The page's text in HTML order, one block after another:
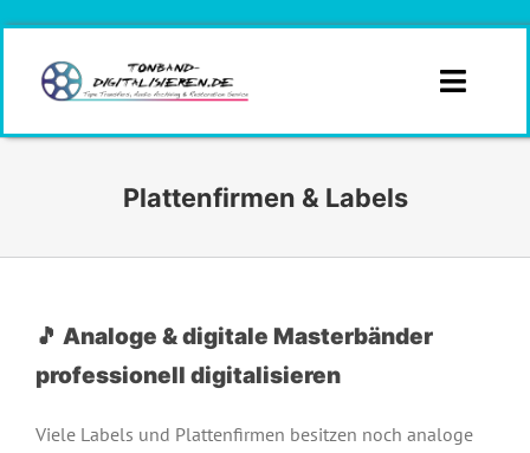
springen
Toggle
Angebotsanfrage
Kontakt
Plattenfirmen & Labels
🎵 Analoge & digitale Masterbänder
professionell digitalisieren
Viele Labels und Plattenfirmen besitzen noch analoge